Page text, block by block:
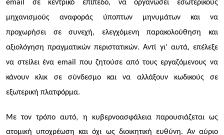
email σε κεντρικό επίπεδο, να οργανώσει εσωτερικούς
μηχανισμούς αναφοράς ύποπτων μηνυμάτων και να
προχωρήσει σε συνεχή, ελεγχόμενη παρακολούθηση και
αξιολόγηση πραγματικών περιστατικών. Αντί γι’ αυτά, επέλεξε
να στείλει ένα email που ζητούσε από τους εργαζόμενους να
κάνουν κλικ σε σύνδεσμο και να αλλάξουν κωδικούς σε
εξωτερική πλατφόρμα.
Με τον τρόπο αυτό, η κυβερνοασφάλεια παρουσιάζεται ως
ατομική υποχρέωση και όχι ως διοικητική ευθύνη. Αν αύριο